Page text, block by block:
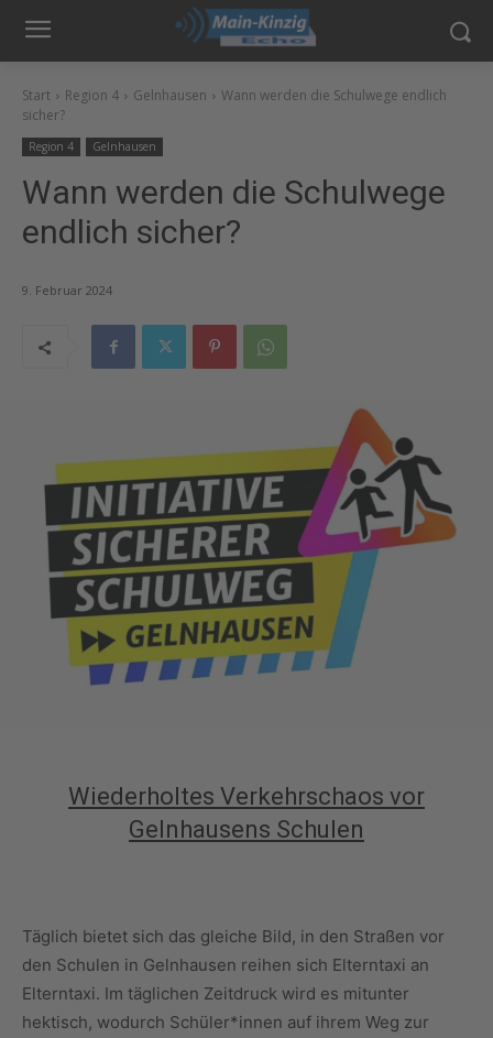
Start Region 4 Gelnhausen
Wann werden die Schulwege endlich
sicher?
Region 4 Gelnhausen
Wann werden die Schulwege
endlich sicher?
9. Februar 2024
Wiederholtes Verkehrschaos vor
Gelnhausens Schulen
Täglich bietet sich das gleiche Bild, in den Straßen vor
den Schulen in Gelnhausen reihen sich Elterntaxi an
Elterntaxi. Im täglichen Zeitdruck wird es mitunter
hektisch, wodurch Schüler*innen auf ihrem Weg zur